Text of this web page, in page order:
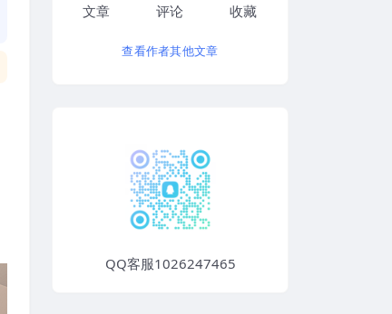
文章 评论 收藏
查看作者其他文章
QQ客服1026247465